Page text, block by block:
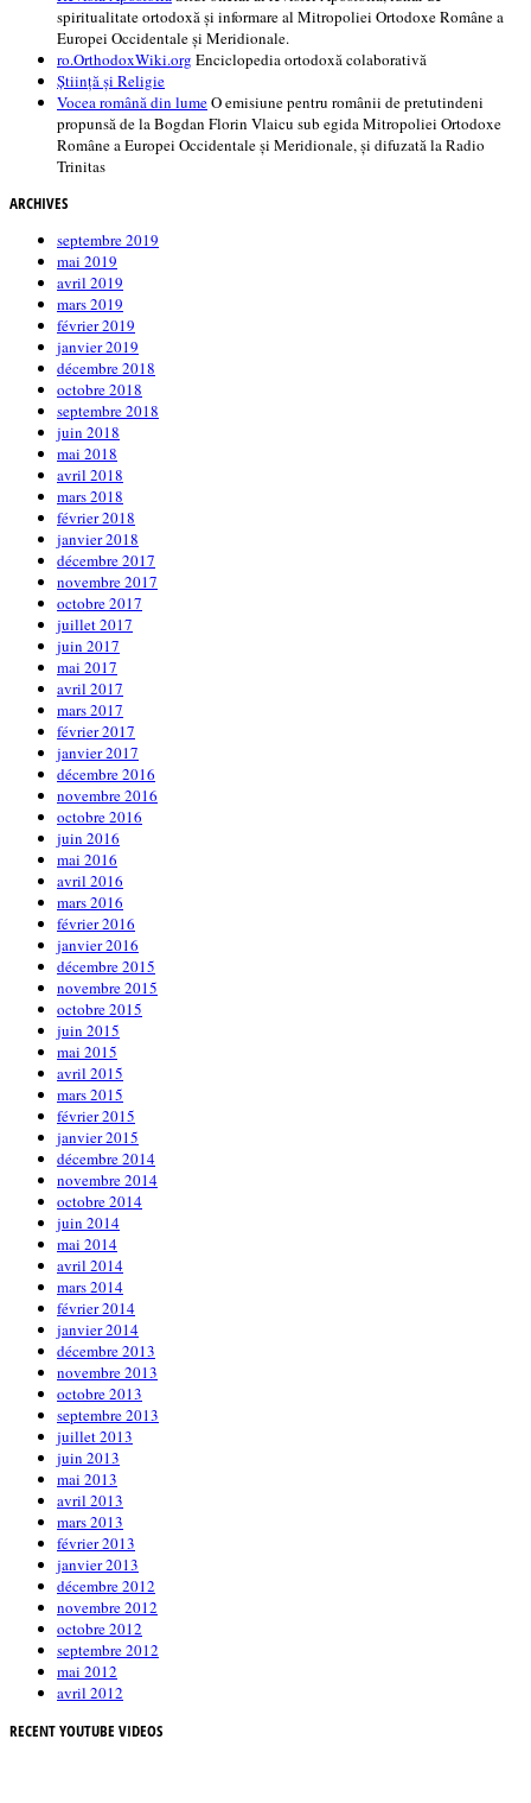
spiritualitate ortodoxă și informare al Mitropoliei Ortodoxe Române a
Europei Occidentale și Meridionale.
ro.OrthodoxWiki.org Enciclopedia ortodoxă colaborativă
Știință și Religie
Vocea română din lumeO emisiune pentru românii de pretutindeni
propunsă de la Bogdan Florin Vlaicu sub egida Mitropoliei Ortodoxe
Române a Europei Occidentale și Meridionale, și difuzată la Radio
Trinitas
ARCHIVES
septembre 2019
mai 2019
avril 2019
mars 2019
février 2019
janvier 2019
décembre 2018
octobre 2018
septembre 2018
juin 2018
mai 2018
avril 2018
mars 2018
février 2018
janvier 2018
décembre 2017
novembre 2017
octobre 2017
juillet 2017
juin 2017
mai 2017
avril 2017
mars 2017
février 2017
janvier 2017
décembre 2016
novembre 2016
octobre 2016
juin 2016
mai 2016
avril 2016
mars 2016
février 2016
janvier 2016
décembre 2015
novembre 2015
octobre 2015
juin 2015
mai 2015
avril 2015
mars 2015
février 2015
janvier 2015
décembre 2014
novembre 2014
octobre 2014
juin 2014
mai 2014
avril 2014
mars 2014
février 2014
janvier 2014
décembre 2013
novembre 2013
octobre 2013
septembre 2013
juillet 2013
juin 2013
mai 2013
avril 2013
mars 2013
février 2013
janvier 2013
décembre 2012
novembre 2012
octobre 2012
septembre 2012
mai 2012
avril 2012
RECENT YOUTUBE VIDEOS